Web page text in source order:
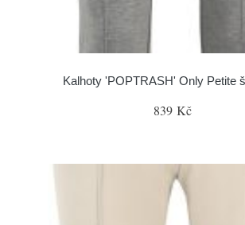
Kalhoty 'POPTRASH' Only Petite
839 Kč